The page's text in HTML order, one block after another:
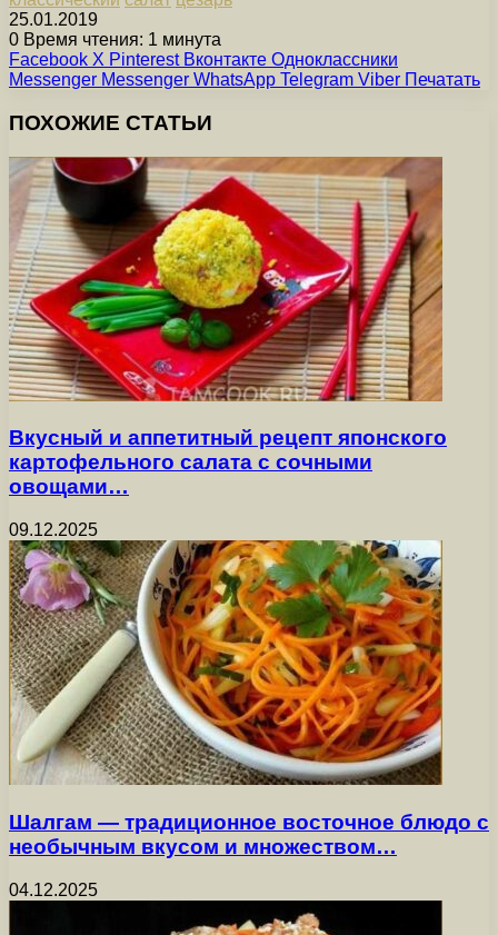
25.01.2019
0 Время чтения: 1 минута
Facebook X Pinterest Вконтакте Одноклассники
Messenger Messenger WhatsApp Telegram Viber Печатать
ПОХОЖИЕ СТАТЬИ
Вкусный и аппетитный рецепт японского
картофельного салата с сочными
овощами…
09.12.2025
Шалгам — традиционное восточное блюдо с
необычным вкусом и множеством…
04.12.2025